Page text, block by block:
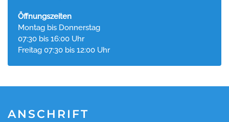
Öffnungszeiten
Montag bis Donnerstag
07:30 bis 16:00 Uhr
Freitag 07:30 bis 12:00 Uhr
ANSCHRIFT